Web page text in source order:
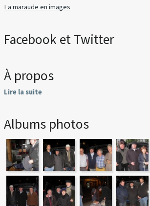
La maraude en images
Facebook et Twitter
À propos
Lire la suite
Albums photos